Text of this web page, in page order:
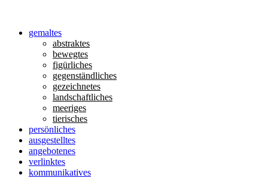
gemaltes
abstraktes
bewegtes
figürliches
gegenständliches
gezeichnetes
landschaftliches
meeriges
tierisches
persönliches
ausgestelltes
angebotenes
verlinktes
kommunikatives